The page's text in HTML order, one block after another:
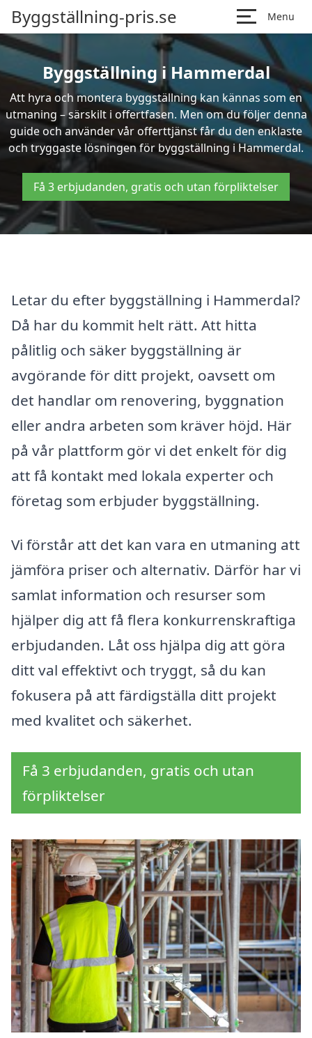
Byggställning-pris.se Menu
Byggställning i Hammerdal
Att hyra och montera byggställning kan kännas som en
utmaning – särskilt i offertfasen. Men om du följer denna
guide och använder vår offerttjänst får du den enklaste
och tryggaste lösningen för byggställning i Hammerdal.
Få 3 erbjudanden, gratis och utan förpliktelser
Letar du efter byggställning i Hammerdal?
Då har du kommit helt rätt. Att hitta
pålitlig och säker byggställning är
avgörande för ditt projekt, oavsett om
det handlar om renovering, byggnation
eller andra arbeten som kräver höjd. Här
på vår plattform gör vi det enkelt för dig
att få kontakt med lokala experter och
företag som erbjuder byggställning.
Vi förstår att det kan vara en utmaning att
jämföra priser och alternativ. Därför har vi
samlat information och resurser som
hjälper dig att få flera konkurrenskraftiga
erbjudanden. Låt oss hjälpa dig att göra
ditt val effektivt och tryggt, så du kan
fokusera på att färdigställa ditt projekt
med kvalitet och säkerhet.
Få 3 erbjudanden, gratis och utan
förpliktelser